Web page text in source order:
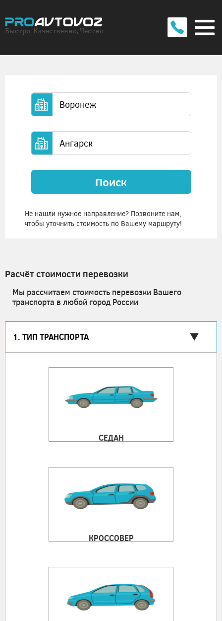
Быстро, Качественно, Честно
Поиск
Не нашли нужное направление? Позвоните нам,
чтобы уточнить стоимость по Вашему маршруту!
Расчёт стоимости перевозки
Мы рассчитаем стоимость перевозки Вашего
транспорта в любой город России
1. ТИП ТРАНСПОРТА
СЕДАН
КРОССОВЕР